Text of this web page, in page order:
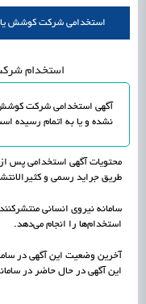
اشتغال و کارآفرینی رسیدن
استخدامی شركت كوشش
استخدام شركت
نشده و یا به اتمام رسیده
محتویات آگهی استخدامی پس
طریق جراید رسمی و
سامانه نیروی انسانی
استخدام‌ها را انجام می‌دهد.
آخرین وضعیت این آگهی در
این آگهی در حال حاضر در